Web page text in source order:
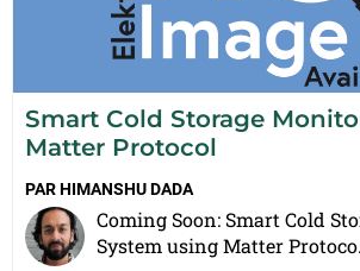
Smart Cold Storage
Matter Protocol
PARHIMANSHU DADA
Coming Soon: Smart Cold
System using Matter